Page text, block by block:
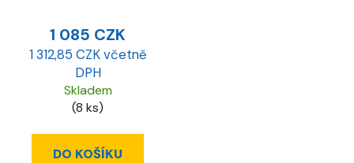
1 085 CZK
1 312,85 CZK včetně
DPH
Skladem
(8 ks)
DO KOŠÍKU